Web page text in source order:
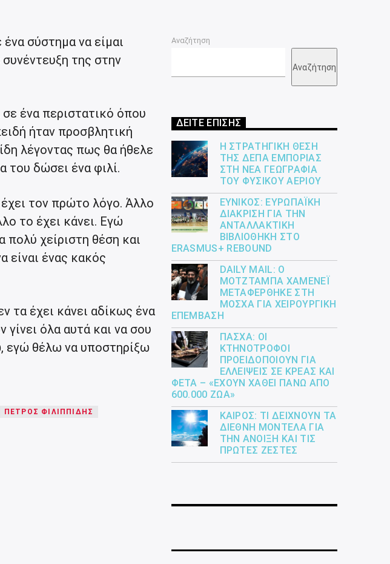
σύστημα να είμαι
της στην
ένα περιστατικό όπου
ήταν προσβλητική
λέγοντας πως θα ήθελε
του δώσει ένα φιλί.
τον πρώτο λόγο. Άλλο
το έχει κάνει. Εγώ
πολύ χείριστη θέση και
είναι ένας κακός
τα έχει κάνει αδίκως ένα
όλα αυτά και να σου
εγώ θέλω να υποστηρίξω
ΠΈΤΡΟΣ ΦΙΛΙΠΠΊΔΗΣ
Αναζήτηση
Αναζήτηση
ΔΕΙΤΕ ΕΠΙΣΗΣ
Η ΣΤΡΑΤΗΓΙΚΉ ΘΈΣΗ
ΤΗΣ ΔΕΠΑ ΕΜΠΟΡΊΑΣ
ΣΤΗ ΝΈΑ ΓΕΩΓΡΑΦΊΑ
ΤΟΥ ΦΥΣΙΚΟΎ ΑΕΡΊΟΥ
ΕΎΝΙΚΟΣ: ΕΥΡΩΠΑΪΚΉ
ΔΙΆΚΡΙΣΗ ΓΙΑ ΤΗΝ
ΑΝΤΑΛΛΑΚΤΙΚΉ
ΒΙΒΛΙΟΘΉΚΗ ΣΤΟ
ERASMUS+ REBOUND
DAILY MAIL: Ο
ΜΟΤΖΤΆΜΠΑ ΧΑΜΕΝΕΪ́
ΜΕΤΑΦΈΡΘΗΚΕ ΣΤΗ
ΜΌΣΧΑ ΓΙΑ ΧΕΙΡΟΥΡΓΙΚΉ
ΕΠΈΜΒΑΣΗ
ΠΆΣΧΑ: ΟΙ
ΚΤΗΝΟΤΡΌΦΟΙ
ΠΡΟΕΙΔΟΠΟΙΟΎΝ ΓΙΑ
ΕΛΛΕΊΨΕΙΣ ΣΕ ΚΡΈΑΣ ΚΑΙ
ΦΈΤΑ – «ΈΧΟΥΝ ΧΑΘΕΊ ΠΆΝΩ ΑΠΌ
600.000 ΖΏΑ»
ΚΑΙΡΌΣ: ΤΙ ΔΕΊΧΝΟΥΝ ΤΑ
ΔΙΕΘΝΉ ΜΟΝΤΈΛΑ ΓΙΑ
ΤΗΝ ΆΝΟΙΞΗ ΚΑΙ ΤΙΣ
ΠΡΏΤΕΣ ΖΈΣΤΕΣ